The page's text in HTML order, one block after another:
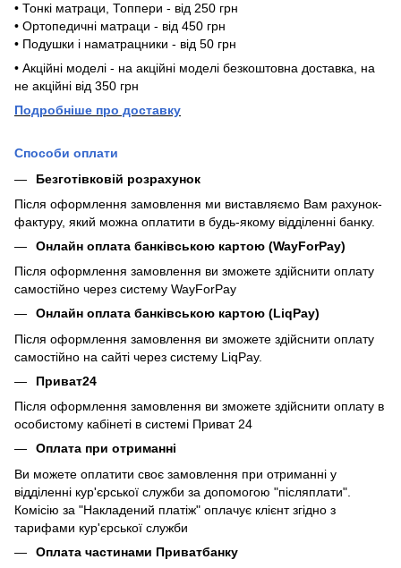
• Тонкі матраци, Топпери - від 250 грн
• Ортопедичні матраци - від 450 грн
• Подушки і наматрацники - від 50 грн
• Акційні моделі - на акційні моделі безкоштовна доставка, на
не акційні від 350 грн
Подробніше про доставку
Способи оплати
Безготівковій розрахунок
Після оформлення замовлення ми виставляємо Вам рахунок-
фактуру, який можна оплатити в будь-якому відділенні банку.
Онлайн оплата банківською картою (WayForPay)
Після оформлення замовлення ви зможете здійснити оплату
самостійно через систему WayForPay
Онлайн оплата банківською картою (LiqPay)
Після оформлення замовлення ви зможете здійснити оплату
самостійно на сайті через систему LiqPay.
Приват24
Після оформлення замовлення ви зможете здійснити оплату в
особистому кабінеті в системі Приват 24
Оплата при отриманні
Ви можете оплатити своє замовлення при отриманні у
відділенні кур'єрської служби за допомогою "післяплати".
Комісію за "Накладений платіж" оплачує клієнт згідно з
тарифами кур'єрської служби
Оплата частинами Приватбанку